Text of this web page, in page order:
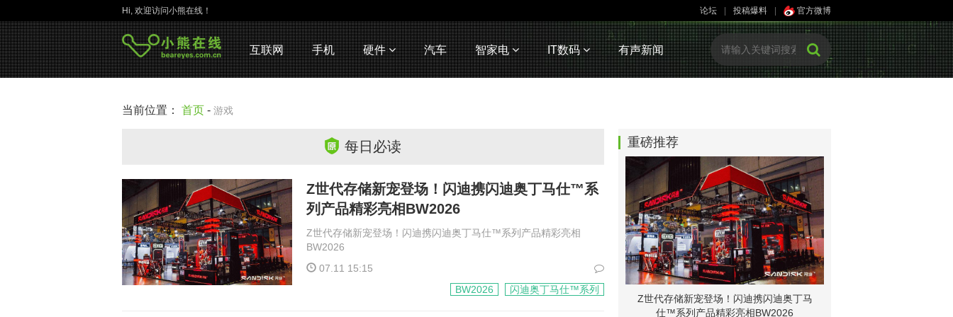
Hi, 欢迎访问小熊在线！ 论坛 投稿爆料 官方微博
互联网 手机 硬件 汽车 智家电 IT数码 有声新闻
当前位置： 首页 - 游戏
每日必读
Z世代存储新宠登场！闪迪携闪迪奥丁马仕™系
列产品精彩亮相BW2026
Z世代存储新宠登场！闪迪携闪迪奥丁马仕™系列产品精彩亮相
BW2026
07.11 15:15
BW2026
闪迪奥丁马仕™系列
重磅推荐
Z世代存储新宠登场！闪迪携闪迪奥丁马
仕™系列产品精彩亮相BW2026